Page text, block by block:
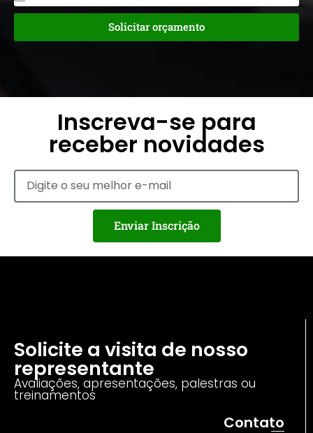
Solicitar orçamento
Inscreva-se para
receber novidades
Enviar Inscrição
Solicite a visita de nosso
representante
Avaliações, apresentações, palestras ou
treinamentos
Contato